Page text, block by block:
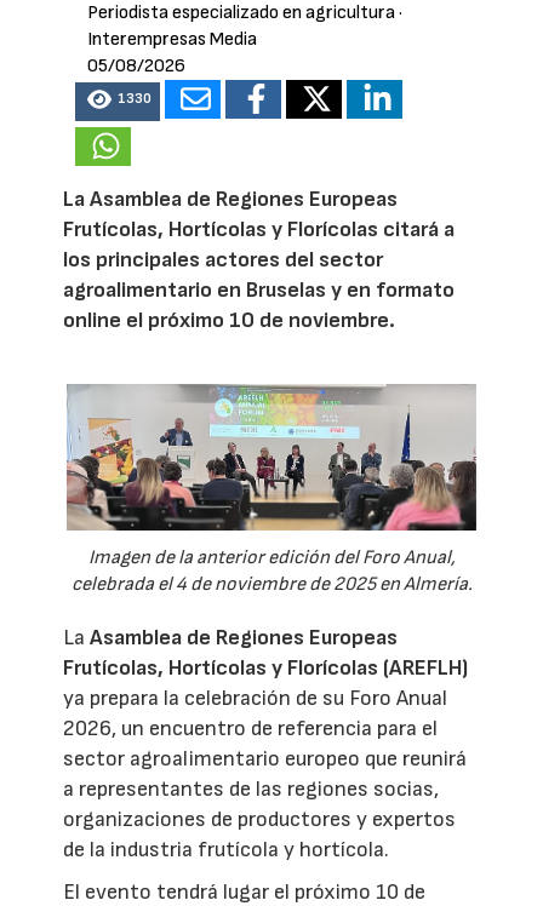
Periodista especializado en agricultura·
Interempresas Media
05/08/2026
1330
La Asamblea de Regiones Europeas
Frutícolas, Hortícolas y Florícolas citará a
los principales actores del sector
agroalimentario en Bruselas y en formato
online el próximo 10 de noviembre.
Imagen de la anterior edición del Foro Anual,
celebrada el 4 de noviembre de 2025 en Almería.
LaAsamblea de Regiones Europeas
Frutícolas, Hortícolas y Florícolas (AREFLH)
ya prepara la celebración de su Foro Anual
2026, un encuentro de referencia para el
sector agroalimentario europeo que reunirá
a representantes de las regiones socias,
organizaciones de productores y expertos
de la industria frutícola y hortícola.
El evento tendrá lugar el próximo 10 de